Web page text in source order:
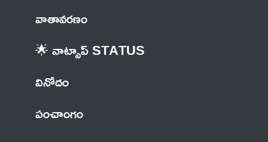
వాతావరణం
🌟 వాట్సాప్ STATUS
వినోదం
పంచాంగం